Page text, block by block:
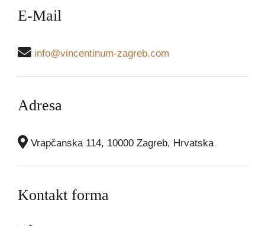
E-Mail
info@vincentinum-zagreb.com
Adresa
Vrapčanska 114, 10000 Zagreb, Hrvatska
Kontakt forma